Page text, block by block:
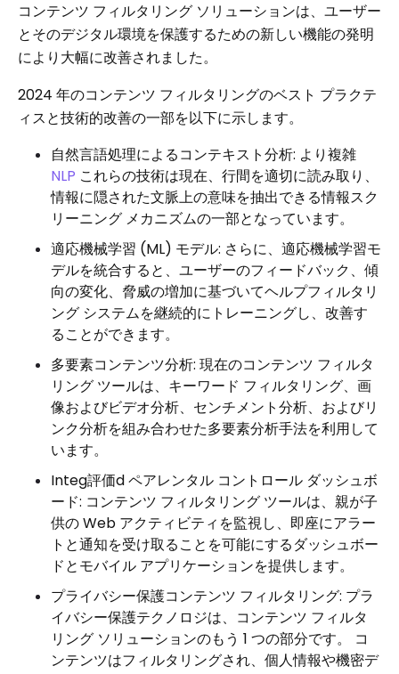
コンテンツ フィルタリング ソリューションは、ユーザー
とそのデジタル環境を保護するための新しい機能の発明
により大幅に改善されました。
2024 年のコンテンツ フィルタリングのベスト プラクテ
ィスと技術的改善の一部を以下に示します。
自然言語処理によるコンテキスト分析: より複雑
NLP これらの技術は現在、行間を適切に読み取り、
情報に隠された文脈上の意味を抽出できる情報スク
リーニング メカニズムの一部となっています。
適応機械学習 (ML) モデル: さらに、適応機械学習モ
デルを統合すると、ユーザーのフィードバック、傾
向の変化、脅威の増加に基づいてヘルプフィルタリ
ング システムを継続的にトレーニングし、改善す
ることができます。
多要素コンテンツ分析: 現在のコンテンツ フィルタ
リング ツールは、キーワード フィルタリング、画
像およびビデオ分析、センチメント分析、およびリ
ンク分析を組み合わせた多要素分析手法を利用して
います。
Integ評価d ペアレンタル コントロール ダッシュボ
ード: コンテンツ フィルタリング ツールは、親が子
供の Web アクティビティを監視し、即座にアラー
トと通知を受け取ることを可能にするダッシュボー
ドとモバイル アプリケーションを提供します。
プライバシー保護コンテンツ フィルタリング: プラ
イバシー保護テクノロジは、コンテンツ フィルタ
リング ソリューションのもう 1 つの部分です。 コ
ンテンツはフィルタリングされ、個人情報や機密デ